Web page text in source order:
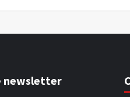
newsletter